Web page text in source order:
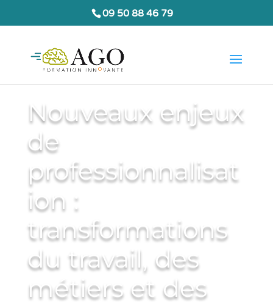
09 50 88 46 79
Nouveaux enjeux
de
professionnalisat
ion :
transformations
du travail, des
métiers et des